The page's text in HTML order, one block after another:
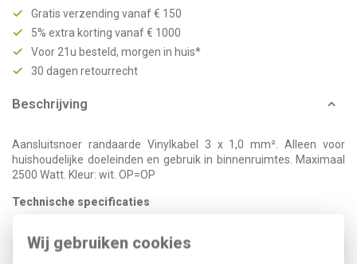
Wij gebruiken cookies
Gratis verzending vanaf € 150
5% extra korting vanaf € 1000
Voor 21u besteld, morgen in huis*
30 dagen retourrecht
Beschrijving
Aansluitsnoer randaarde Vinylkabel 3 x 1,0 mm². Alleen voor
huishoudelijke doeleinden en gebruik in binnenruimtes. Maximaal
2500 Watt. Kleur: wit. OP=OP
Technische specificaties
Aansluiting 1